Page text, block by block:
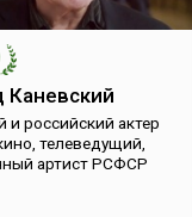
Каневский
и российский актер
телеведущий,
артист РСФСР